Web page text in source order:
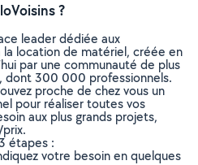
?
leader dédiée aux
location de matériel, créée en
par une communauté de plus
dont 300 000 professionnels.
proche de chez vous un
pour réaliser toutes vos
aux plus grands projets,
étapes :
votre besoin en quelques